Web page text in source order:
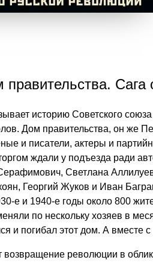
правительства.
историю Советского
Дом правительства, он
и писатели, актеры и
ждали у подъезда ради
Светлана
Георгий Жуков и Иван
е и 1940-е годы около 800
по нескольку хозяев в
и погибал этот дом. А вместе
революции в